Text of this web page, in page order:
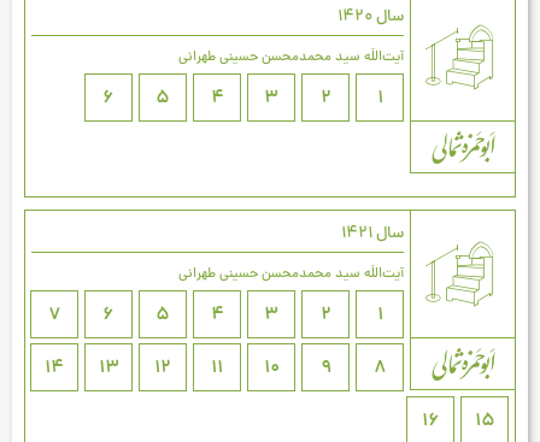
سال 1420
آیت‌اللَه سید محمدمحسن حسینی طهرانی
1
2
3
4
5
6
سال 1421
آیت‌اللَه سید محمدمحسن حسینی طهرانی
1
2
3
4
5
6
7
8
9
10
11
12
13
14
15
16